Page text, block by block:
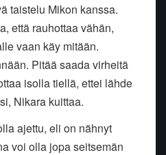
taistelu Mikon kanssa.
että rauhottaa vähän,
vaan käy mitään.
Pitää saada virheitä
isolla tiellä, ettei lähde
Nikara kuittaa.
ajettu, eli on nähnyt
voi olla jopa seitsemän